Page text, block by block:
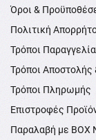
Όροι &
Πολιτική
Τρόποι
Τρόποι Αποστολής
Τρόποι Πληρωμής
Επιστροφές
Παραλαβή με BOX